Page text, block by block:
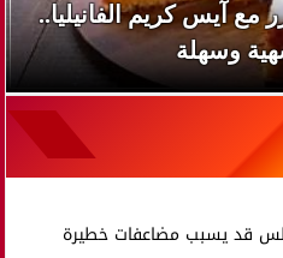
آيس كريم الفانيليا..
وسهلة
قد يسبب مضاعفات خطيرة